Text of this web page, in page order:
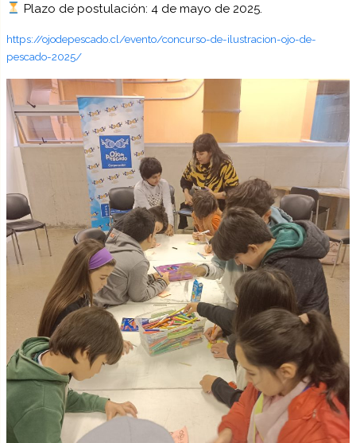
Plazo de postulación: 4 de mayo de 2025.
https://ojodepescado.cl/evento/concurso-de-ilustracion-ojo-de-
pescado-2025/